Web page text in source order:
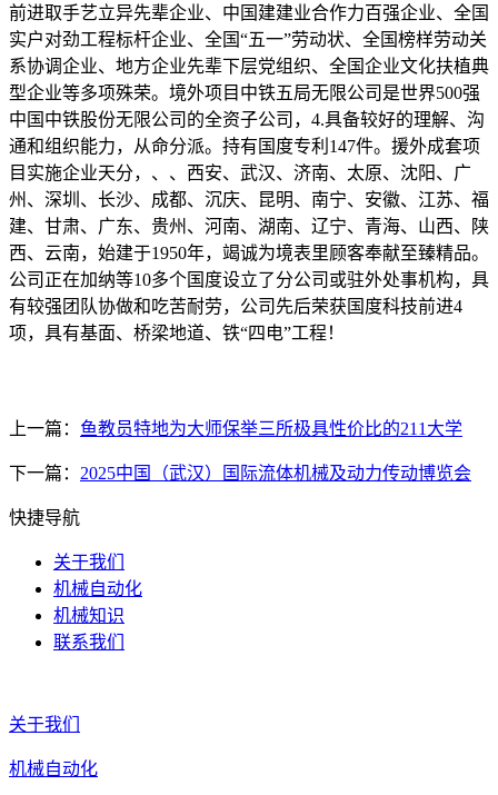
前进取手艺立异先辈企业、中国建建业合作力百强企业、全国
实户对劲工程标杆企业、全国“五一”劳动状、全国榜样劳动关
系协调企业、地方企业先辈下层党组织、全国企业文化扶植典
型企业等多项殊荣。境外项目中铁五局无限公司是世界500强
中国中铁股份无限公司的全资子公司，4.具备较好的理解、沟
通和组织能力，从命分派。持有国度专利147件。援外成套项
目实施企业天分，、、西安、武汉、济南、太原、沈阳、广
州、深圳、长沙、成都、沉庆、昆明、南宁、安徽、江苏、福
建、甘肃、广东、贵州、河南、湖南、辽宁、青海、山西、陕
西、云南，始建于1950年，竭诚为境表里顾客奉献至臻精品。
公司正在加纳等10多个国度设立了分公司或驻外处事机构，具
有较强团队协做和吃苦耐劳，公司先后荣获国度科技前进4
项，具有基面、桥梁地道、铁“四电”工程！
上一篇： 鱼教员特地为大师保举三所极具性价比的211大学
下一篇： 2025中国（武汉）国际流体机械及动力传动博览会
快捷导航
关于我们
机械自动化
机械知识
联系我们
关于我们
机械自动化